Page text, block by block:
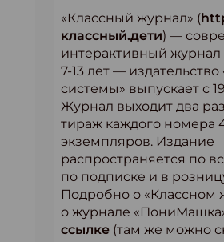
«Классный журнал» (
классный.дети) —
интерактивный журнал
7-13 лет —
системы» выпускает с
Журнал выходит два
тираж каждого номера
экземпляров. Издание
распространяется по
по подписке и в
Подробно о «Классном
о журнале
ссылке (там же можно